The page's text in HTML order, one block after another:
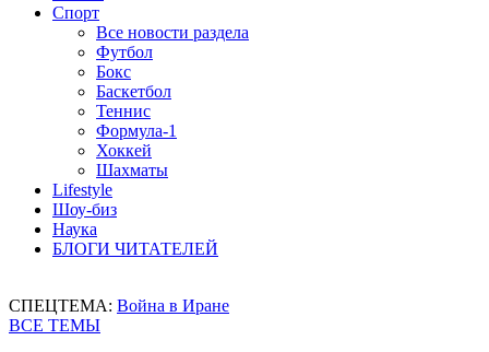
Спорт
Все новости раздела
Футбол
Бокс
Баскетбол
Теннис
Формула-1
Хоккей
Шахматы
Lifestyle
Шоу-биз
Наука
БЛОГИ ЧИТАТЕЛЕЙ
СПЕЦТЕМА: Война в Иране
ВСЕ ТЕМЫ